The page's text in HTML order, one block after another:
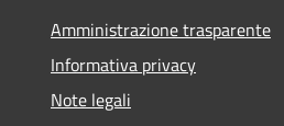
Amministrazione trasparente
Informativa privacy
Note legali